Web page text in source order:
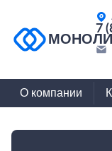
7
О компании